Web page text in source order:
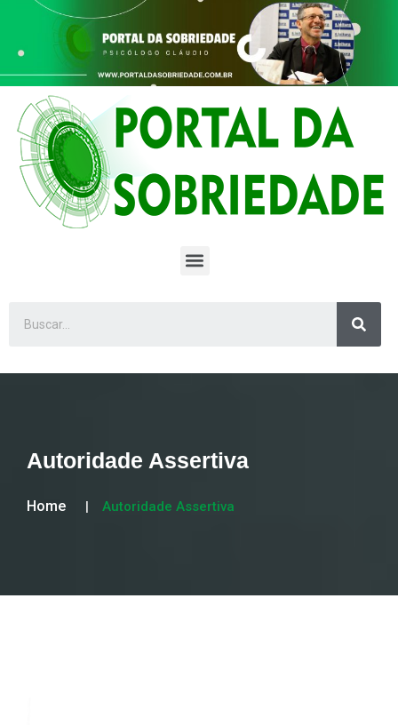
Autoridade Assertiva
Home Autoridade Assertiva